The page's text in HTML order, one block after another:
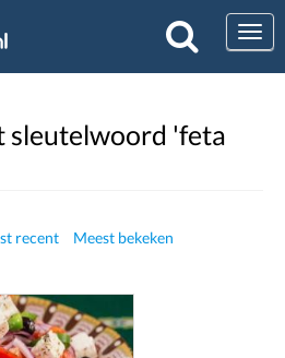
sleutelwoord 'feta
recent Meest bekeken